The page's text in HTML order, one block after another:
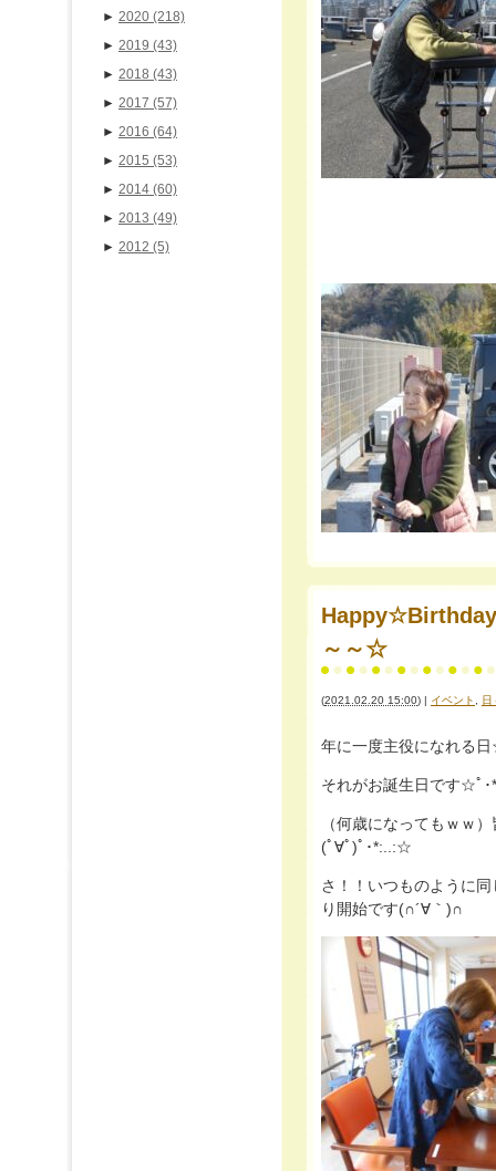
～～☆
(2021.02.20 15:00) | イベント 日
年に一度主役になれる
それがお誕生日です☆ﾟ
（何歳になってもｗｗ
(ﾟ∀ﾟ)ﾟ･*:..:☆
さ！！いつものように
り開始です(∩´∀｀)∩
► 2020 (218)
► 2019 (43)
► 2018 (43)
► 2017 (57)
► 2016 (64)
► 2015 (53)
► 2014 (60)
► 2013 (49)
► 2012 (5)